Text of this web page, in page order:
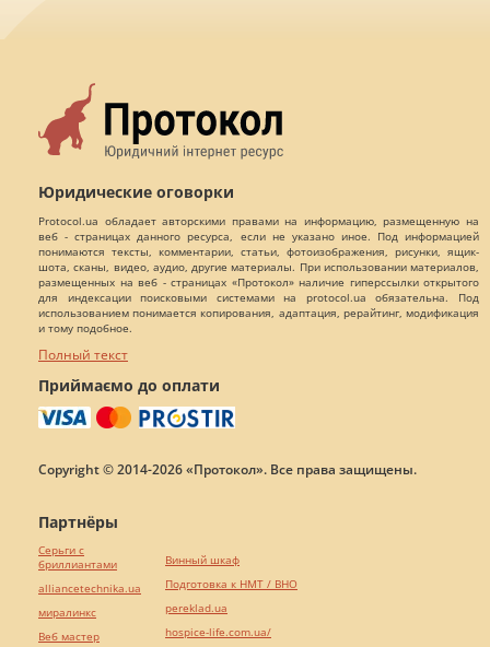
Юридические оговорки
Protocol.ua обладает авторскими правами на информацию, размещенную на
веб - страницах данного ресурса, если не указано иное. Под информацией
понимаются тексты, комментарии, статьи, фотоизображения, рисунки, ящик-
шота, сканы, видео, аудио, другие материалы. При использовании материалов,
размещенных на веб - страницах «Протокол» наличие гиперссылки открытого
для индексации поисковыми системами на protocol.ua обязательна. Под
использованием понимается копирования, адаптация, рерайтинг, модификация
и тому подобное.
Полный текст
Приймаємо до оплати
Copyright © 2014-2026 «Протокол». Все права защищены.
Партнёры
Серьги с
бриллиантами
alliancetechnika.ua
миралинкс
Веб мастер
Винный шкаф
Подготовка к НМТ / ВНО
pereklad.ua
hospice-life.com.ua/